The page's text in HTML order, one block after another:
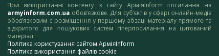
При використанні контенту з сайту АрміяInform посилання на
armyinform.com.ua обов’язкове. Для суб’єктів у сфері онлайн-медіа
обов’язковим є розміщення у першому абзаці матеріалу прямого та
відкритого для пошукових систем гіперпосилання на цитований
матеріал.
Політика користування сайтом АрміяInform
Політика використання файлів cookie